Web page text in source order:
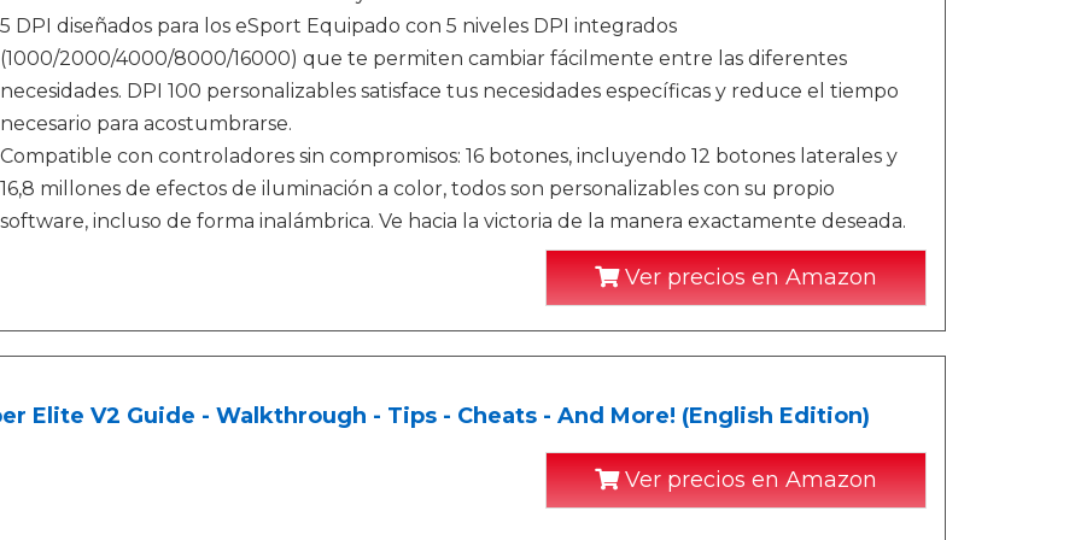
5 DPI diseñados para los eSport Equipado con 5 niveles DPI integrados
(1000/2000/4000/8000/16000) que te permiten cambiar fácilmente entre las diferentes
necesidades. DPI 100 personalizables satisface tus necesidades específicas y reduce el tiempo
necesario para acostumbrarse.
Compatible con controladores sin compromisos: 16 botones, incluyendo 12 botones laterales y
16,8 millones de efectos de iluminación a color, todos son personalizables con su propio
software, incluso de forma inalámbrica. Ve hacia la victoria de la manera exactamente deseada.
Ver precios en Amazon
Elite V2 Guide - Walkthrough - Tips - Cheats - And More! (English Edition)
Ver precios en Amazon